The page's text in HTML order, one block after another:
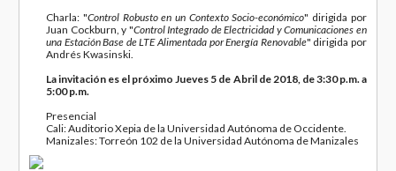
Charla: "Control Robusto en un Contexto Socio-económico" dirigida por
Juan Cockburn, y "Control Integrado de Electricidad y Comunicaciones en
una Estación Base de LTE Alimentada por Energía Renovable" dirigida por
Andrés Kwasinski.
La invitación es el próximo Jueves 5 de Abril de 2018, de 3:30 p.m. a
5:00 p.m.
Presencial
Cali: Auditorio Xepia de la Universidad Autónoma de Occidente.
Manizales: Torreón 102 de la Universidad Autónoma de Manizales